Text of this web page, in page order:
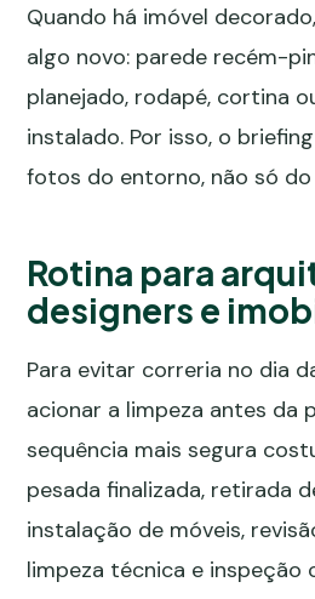
Quando há imóvel
algo novo: parede recém-
planejado, rodapé, cortina
instalado. Por isso, o
fotos do entorno, não só do
Rotina para
designers e
Para evitar correria no dia
acionar a limpeza antes da
sequência mais segura
pesada finalizada, retirada
instalação de móveis,
limpeza técnica e inspeção